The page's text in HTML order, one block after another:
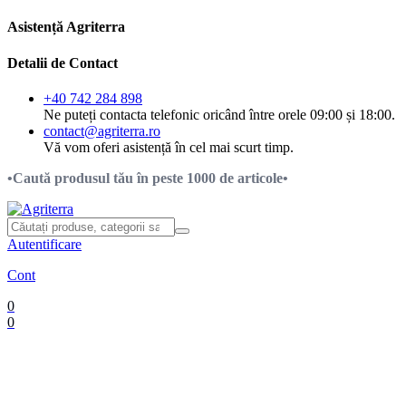
Asistență Agriterra
Detalii de Contact
+40 742 284 898
Ne puteți contacta telefonic oricând între orele 09:00 și 18:00.
contact@agriterra.ro
Vă vom oferi asistență în cel mai scurt timp.
•Caută produsul tău în peste 1000 de articole•
Autentificare
Cont
0
0